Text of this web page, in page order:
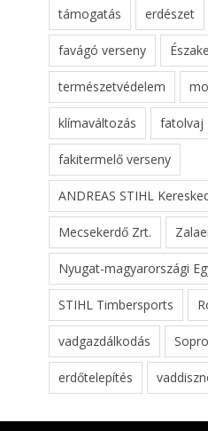
támogatás erdészet
favágó verseny
természetvédelem
klímaváltozás fatolvaj
fakitermelő verseny
ANDREAS STIHL
Mecsekerdő Zrt.
Nyugat-magyarországi
STIHL Timbersports
vadgazdálkodás
erdőtelepítés